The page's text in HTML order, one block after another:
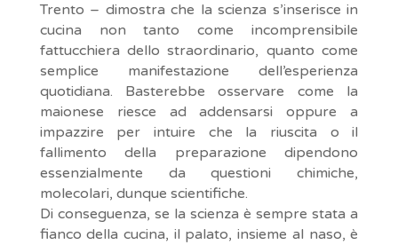
Trento – dimostra che la scienza s’inserisce in
cucina non tanto come incomprensibile
fattucchiera dello straordinario, quanto come
semplice manifestazione dell’esperienza
quotidiana. Basterebbe osservare come la
maionese riesce ad addensarsi oppure a
impazzire per intuire che la riuscita o il
fallimento della preparazione dipendono
essenzialmente da questioni chimiche,
molecolari, dunque scientifiche.
Di conseguenza, se la scienza è sempre stata a
fianco della cucina, il palato, insieme al naso, è